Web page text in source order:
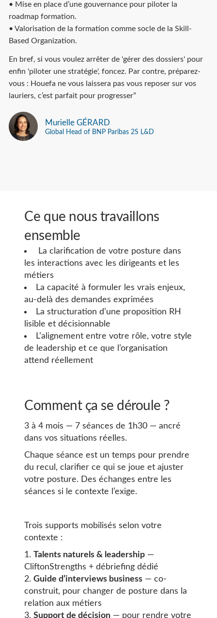
• Mise en place d’une gouvernance pour piloter la
roadmap formation.
• Valorisation de la formation comme socle de la Skill-
Based Organization.
En bref, si vous voulez arrêter de 'gérer des dossiers' pour
enfin 'piloter une stratégie', foncez. Par contre, préparez-
vous : Houefa ne vous laissera pas vous reposer sur vos
lauriers, c’est parfait pour progresser”
Murielle GÉRARD
Global Head of BNP Paribas 2S L&D
Ce que nous travaillons
ensemble
La clarification de votre posture dans
les interactions avec les dirigeants et les
métiers
La capacité à formuler les vrais enjeux,
au-delà des demandes exprimées
La structuration d’une proposition RH
lisible et décisionnable
L’alignement entre votre rôle, votre style
de leadership et ce que l’organisation
attend réellement
Comment ça se déroule ?
3 à 4 mois — 7 séances de 1h30 — ancré
dans vos situations réelles.
Chaque séance est un temps pour prendre
du recul, clarifier ce qui se joue et ajuster
votre posture. Des échanges entre les
séances si le contexte l’exige.
Trois supports mobilisés selon votre
contexte :
Talents naturels & leadership —
CliftonStrengths + débriefing dédié
Guide d’interviews business — co-
construit, pour changer de posture dans la
relation aux métiers
Support de décision — pour rendre votre